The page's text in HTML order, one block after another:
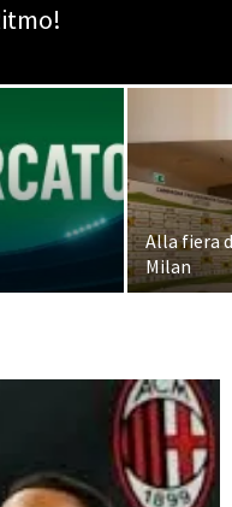
Alla fiera
Milan